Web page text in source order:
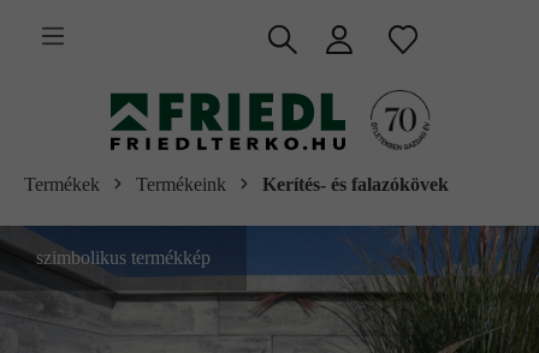
tartalomra
Termékek Termékeink Kerítés- és falazókövek
szimbolikus termékkép